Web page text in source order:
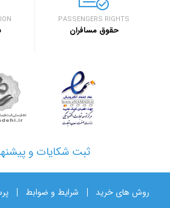
PASSENGERS RIGHTS
حقوق مسافران
ثبت شکایات و
روش های خرید شرایط و ضوابط